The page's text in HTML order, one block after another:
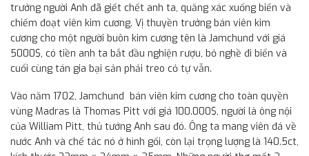
trưởng người Anh đã giết chết anh ta, quăng xác xuống biển và
chiếm đoạt viên kim cương. Vị thuyền trưởng bán viên kim
cương cho một người buôn kim cương tên là Jamchund với giá
5000$, có tiền anh ta bắt đầu nghiện rượu, bỏ nghề đi biển và
cuối cùng tán gia bại sản phải treo cỏ tự vẫn.
Vào năm 1702, Jamchund bán viên kim cương cho toàn quyền
vùng Madras là Thomas Pitt với giá 100.000$, người là ông nội
của William Pitt, thủ tướng Anh sau đó. Ông ta mang viên đá về
nước Anh và chế tác nó ở hình gối, còn lại trọng lượng là 140.5ct,